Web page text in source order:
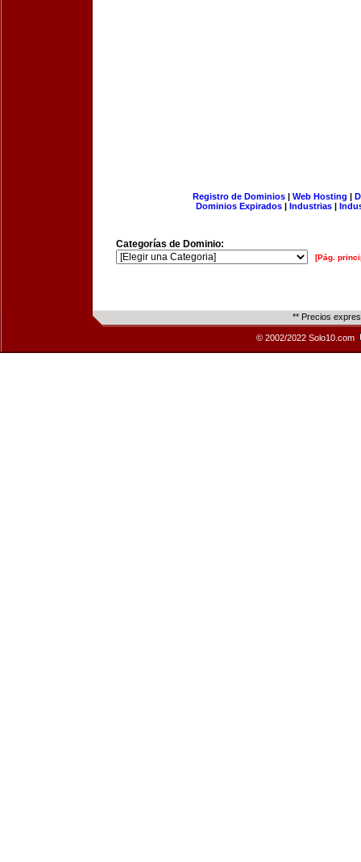
Registro de Dominios| Web Hosting |
Dominios Expirados | Industrias |
Categorías de Dominio:
[Pág.
** Precios
© 2002/2022 Solo10.com